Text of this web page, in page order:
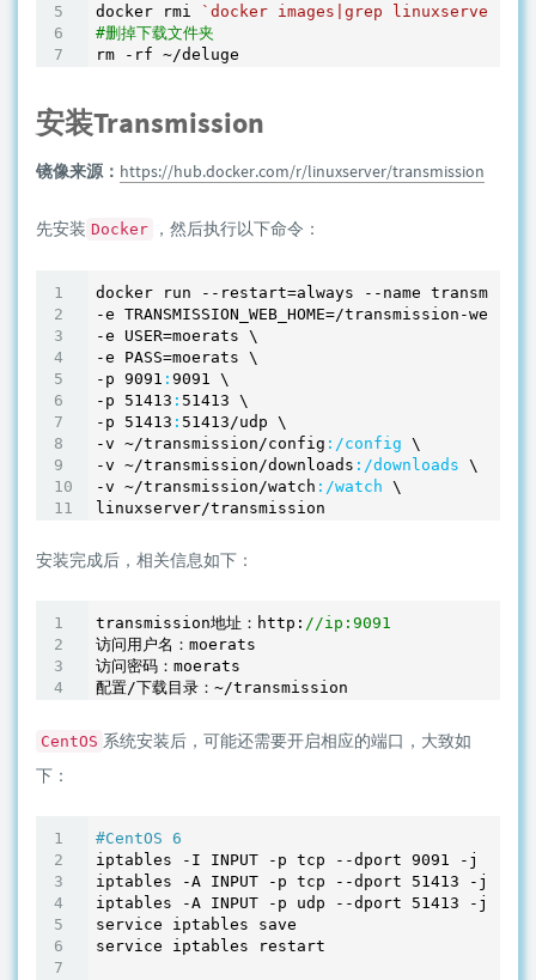
docker rmi
`docker images|grep linuxserver/
#删掉下载文件夹
rm -rf ~
安装Transmission
镜像来源： https://hub.docker.com/r/linuxserver/transmission
先安装 Docker ，然后执行以下命令：
docker run --restart=always --name
-e TRANSMISSION_WEB_HOME=/transmission-web-
-e USER=moerats \
-e PASS=moerats \
-p 9091 : 9091
\
-p 51413 : 51413 \
-p 51413 : 51413 /udp \
-v ~/transmission/config :/config \
-v ~/transmission/downloads :/downloads \
-v ~/transmission/watch :/watch \
安装完成后，相关信息如下：
transmission地址：http: //ip:9091
访问用户名：moerats
访问密码：moerats
CentOS 系统安装后，可能还需要开启相应的端口，大致如
下：
#CentOS 6
iptables -I INPUT -p tcp --dport 9091
-j
iptables -A INPUT -p tcp --dport 51413 -j
iptables -A INPUT -p udp --dport 51413 -j
service iptables save
service iptables restart